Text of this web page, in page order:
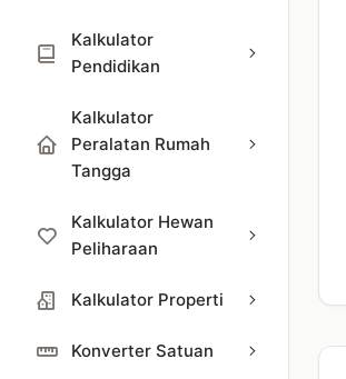
Kalkulator
Pendidikan
Kalkulator
Peralatan Rumah
Tangga
Kalkulator Hewan
Peliharaan
Kalkulator Properti
Konverter Satuan